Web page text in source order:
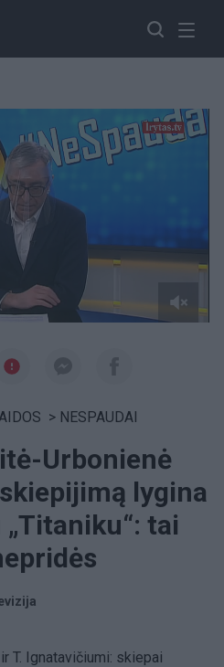
> NESPAUDAI
Urbonienė
lygina
tai
T. Ignatavičiumi: skiepai